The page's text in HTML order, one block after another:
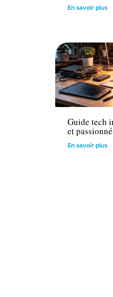
En savoir plus
Tech
Guide tech
et
En savoir plus